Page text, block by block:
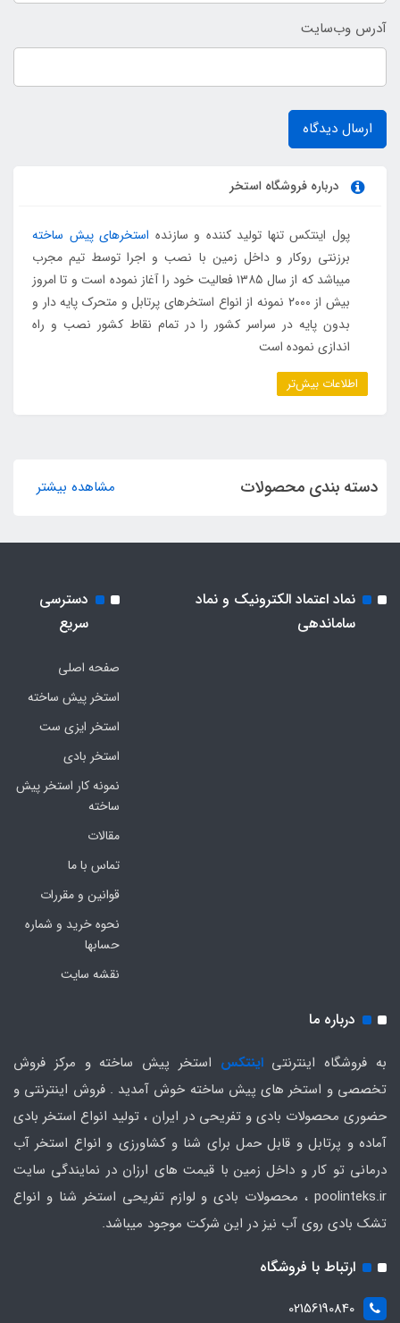
آدرس وب‌سایت
ارسال دیدگاه
درباره فروشگاه استخر
پول اینتکس تنها تولید کننده و سازنده استخرهای پیش ساخته
برزنتی روکار و داخل زمین با نصب و اجرا توسط تیم مجرب
میباشد که از سال ۱۳۸۵ فعالیت خود را آغاز نموده است و تا امروز
بیش از ۲۰۰۰ نمونه از انواع استخرهای پرتابل و متحرک پایه دار و
بدون پایه در سراسر کشور را در تمام نقاط کشور نصب و راه
اندازی نموده است
اطلاعات بیش‌تر
دسته بندی محصولات مشاهده بیشتر
نماد اعتماد الکترونیک و نماد
ساماندهی
دسترسی
سریع
صفحه اصلی
استخر پیش ساخته
استخر ایزی ست
استخر بادی
نمونه کار استخر پیش
ساخته
مقالات
تماس با ما
قوانین و مقررات
نحوه خرید و شماره
حسابها
نقشه سایت
درباره ما
به فروشگاه اینترنتیاینتکس استخر پیش ساخته و مرکز فروش
تخصصی و استخر های پیش ساخته خوش آمدید . فروش اینترنتی و
حضوری محصولات بادی و تفریحی در ایران ، تولید انواع استخر بادی
آماده و پرتابل و قابل حمل برای شنا و کشاورزی و انواع استخر آب
درمانی تو کار و داخل زمین با قیمت های ارزان در نمایندگی سایت
poolinteks.ir ، محصولات بادی و لوازم تفریحی استخر شنا و انواع
تشک بادی روی آب نیز در این شرکت موجود میباشد.
ارتباط با فروشگاه
02156190840